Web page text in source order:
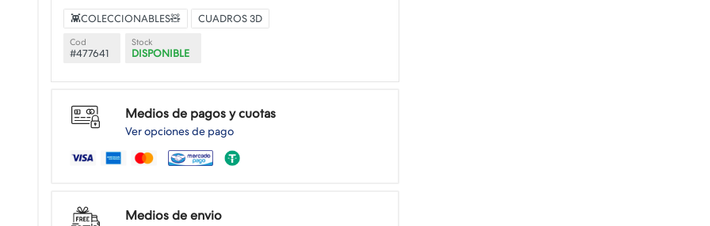
👾COLECCIONABLES🧸 CUADROS 3D
Cod
#477641
Stock
DISPONIBLE
Medios de pagos y cuotas
Ver opciones de pago
Medios de envio